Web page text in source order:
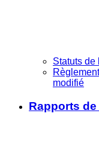
Statuts de
modifié
Rapports de